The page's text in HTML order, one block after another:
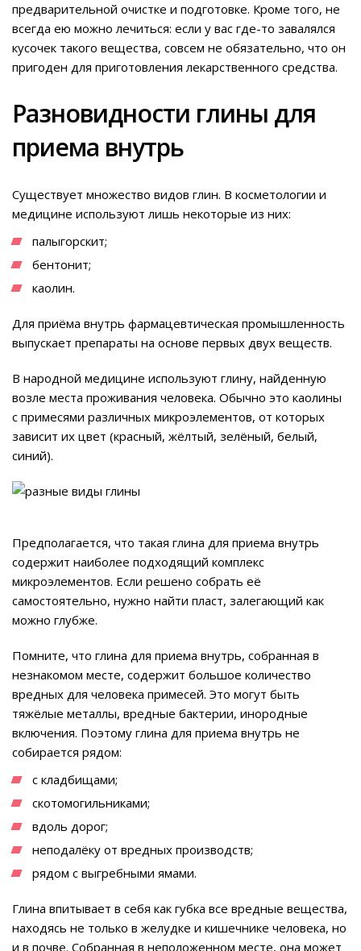
предварительной очистке и подготовке. Кроме того, не
всегда ею можно лечиться: если у вас где-то завалялся
кусочек такого вещества, совсем не обязательно, что он
пригоден для приготовления лекарственного средства.
Разновидности глины для
приема внутрь
Существует множество видов глин. В косметологии и
медицине используют лишь некоторые из них:
палыгорскит;
бентонит;
каолин.
Для приёма внутрь фармацевтическая промышленность
выпускает препараты на основе первых двух веществ.
В народной медицине используют глину, найденную
возле места проживания человека. Обычно это каолины
с примесями различных микроэлементов, от которых
зависит их цвет (красный, жёлтый, зелёный, белый,
синий).
Предполагается, что такая глина для приема внутрь
содержит наиболее подходящий комплекс
микроэлементов. Если решено собрать её
самостоятельно, нужно найти пласт, залегающий как
можно глубже.
Помните, что глина для приема внутрь, собранная в
незнакомом месте, содержит большое количество
вредных для человека примесей. Это могут быть
тяжёлые металлы, вредные бактерии, инородные
включения. Поэтому глина для приема внутрь не
собирается рядом:
с кладбищами;
скотомогильниками;
вдоль дорог;
неподалёку от вредных производств;
рядом с выгребными ямами.
Глина впитывает в себя как губка все вредные вещества,
находясь не только в желудке и кишечнике человека, но
и в почве. Собранная в неположенном месте, она может